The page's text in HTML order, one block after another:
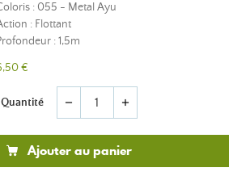
: 055 - Metal Ayu
: Flottant
: 1,5m
€
Quantité remove add
Ajouter au panier